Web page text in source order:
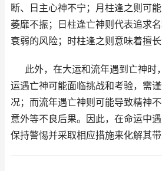
断、日主心神不宁；月柱逢之则可
萎靡不振；日柱逢亡神则代表追求
衰弱的风险；时柱逢之则意味着擅长
此外，在大运和流年遇到亡神时
运遇亡神可能面临挑战和考验，需
况；而流年遇亡神则可能导致精神
意外等不良后果。因此，在命运中
保持警惕并采取相应措施来化解其带